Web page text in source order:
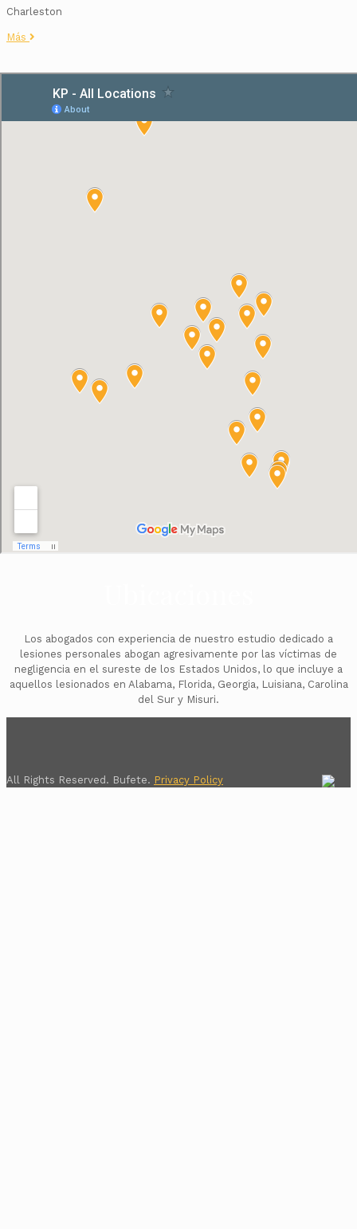
Charleston
Más
Los abogados con experiencia de nuestro estudio dedicado a
lesiones personales abogan agresivamente por las víctimas de
negligencia en el sureste de los Estados Unidos, lo que incluye a
aquellos lesionados en Alabama, Florida, Georgia, Luisiana, Carolina
del Sur y Misuri.
All Rights Reserved. Bufete. Privacy Policy